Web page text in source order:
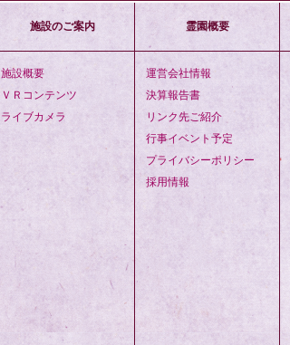
施設のご案内
施設概要
ＶＲコンテンツ
ライブカメラ
霊園概要
運営会社情報
決算報告書
リンク先ご紹介
行事イベント予定
プライバシーポリシー
採用情報